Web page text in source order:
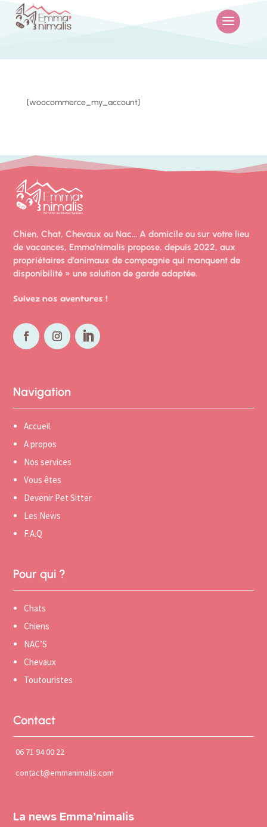
[woocommerce_my_account]
Chien, Chat, Chevaux ou Nac… A domicile ou sur votre lieu
de vacances, Emma’nimalis propose, depuis 2022, aux
propriétaires d’animaux de compagnie qui manquent de
disponibilité » une solution de gardeadaptée.
Suivez nos aventures !
Navigation
Accueil
A propos
Nos services
Vous êtes
Devenir Pet Sitter
Les News
F.A.Q
Pour qui ?
Chats
Chiens
NAC’S
Chevaux
Toutouristes
Contact
06 71 94 00 22
contact@emmanimalis.com
La news Emma’nimalis